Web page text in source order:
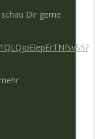
es weiterDir gerne